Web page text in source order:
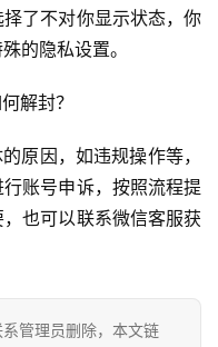
了不对你显示状态，你
的隐私设置。
解封？
原因，如违规操作等，
账号申诉，按照流程提
也可以联系微信客服获
管理员删除，本文链